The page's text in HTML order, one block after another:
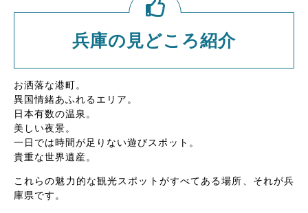
兵庫の見どころ紹介
お洒落な港町。
異国情緒あふれるエリア。
日本有数の温泉。
美しい夜景。
一日では時間が足りない遊びスポット。
貴重な世界遺産。
これらの魅力的な観光スポットがすべてある場所、それが兵
庫県です。